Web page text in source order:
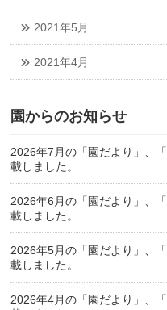
2021年5月
2021年4月
園からのお知らせ
2026年7月の「園だより」、
載しました。
2026年6月の「園だより」、
載しました。
2026年5月の「園だより」、
載しました。
2026年4月の「園だより」、